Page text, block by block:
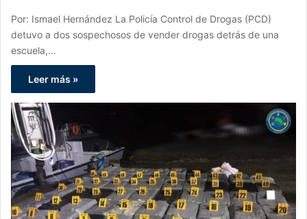
Por: Ismael Hernández La Policía Control de Drogas (PCD)
detuvo a dos sospechosos de vender drogas detrás de una
escuela,…
Leer más »